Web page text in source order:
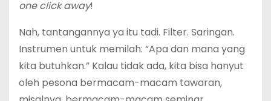
one click away!
Nah, tantangannya ya itu tadi. Filter. Saringan.
Instrumen untuk memilah: “Apa dan mana yang
kita butuhkan.” Kalau tidak ada, kita bisa hanyut
oleh pesona bermacam-macam tawaran,